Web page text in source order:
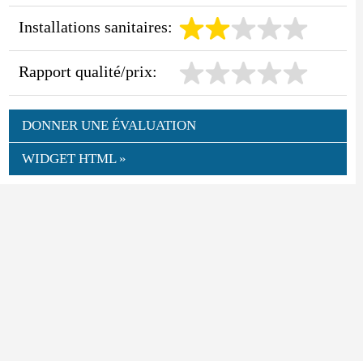
Installations sanitaires:
Rapport qualité/prix:
DONNER UNE ÉVALUATION
WIDGET HTML »